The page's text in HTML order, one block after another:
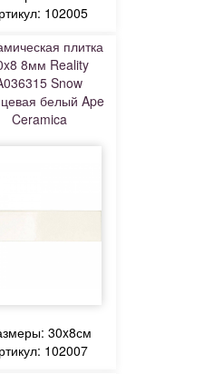
102005
плитка
8мм Reality
Snow
белый Ape
Ceramica
30x8см
102007